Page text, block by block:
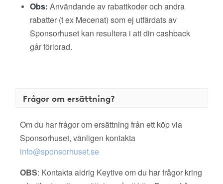
Obs: Användande av rabattkoder och andra
rabatter (t ex Mecenat) som ej utfärdats av
Sponsorhuset kan resultera i att din cashback
går förlorad.
Frågor om ersättning?
Om du har frågor om ersättning från ett köp via
Sponsorhuset, vänligen kontakta
info@sponsorhuset.se
OBS: Kontakta aldrig Keytive om du har frågor kring